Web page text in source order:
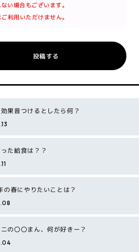
い場合もございます。
ご利用いただけません。
投稿する
果音つけるとしたら何？
た給食は？？
の春にやりたいことは？
の〇〇まん、何が好きー？